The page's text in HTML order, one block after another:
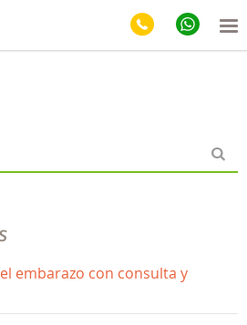
embarazo con consulta y